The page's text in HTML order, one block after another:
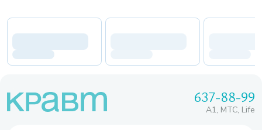
637-88-99
A1, МТС, Life